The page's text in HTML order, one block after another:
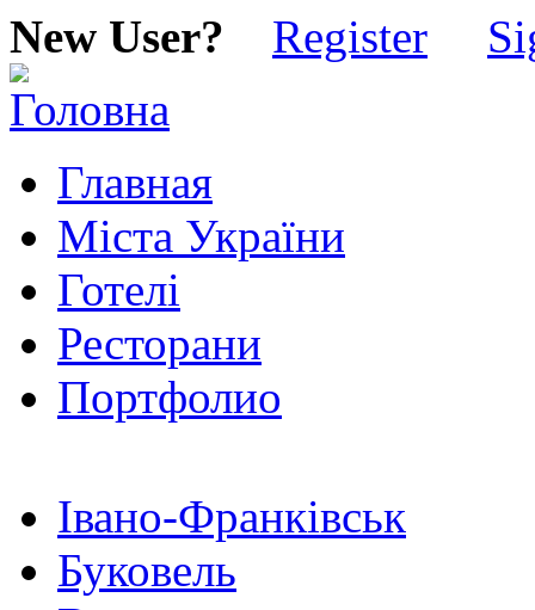
New User? Register
Главная
Міста України
Готелі
Ресторани
Портфолио
Івано-Франківськ
Буковель